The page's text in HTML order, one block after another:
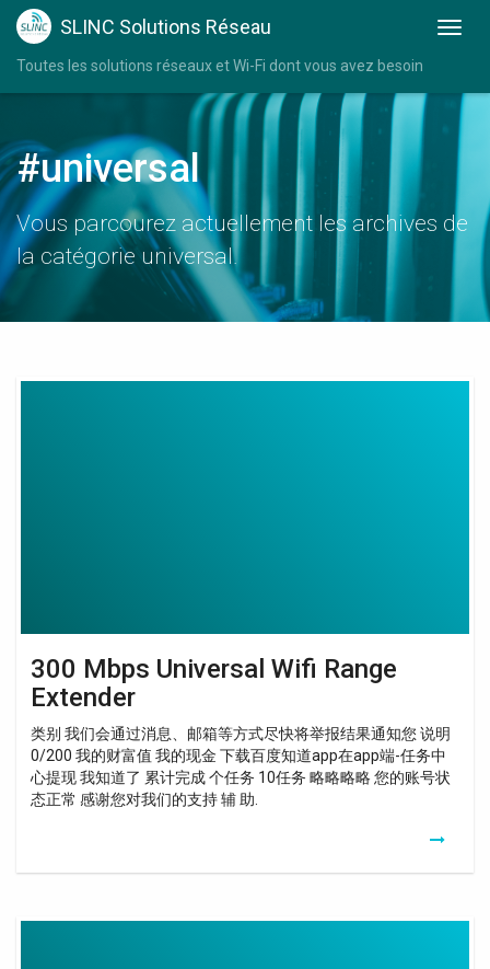
SLINC Solutions Réseau
Toutes les solutions réseaux et Wi-Fi dont vous avez besoin
#universal
Vous parcourez actuellement les archives de
la catégorie universal.
300 Mbps Universal Wifi Range
Extender
类别 我们会通过消息、邮箱等方式尽快将举报结果通知您 说明
0/200 我的财富值 我的现金 下载百度知道app在app端-任务中
心提现 我知道了 累计完成 个任务 10任务 略略略略 您的账号状
态正常 感谢您对我们的支持 辅 助.
300
Extender